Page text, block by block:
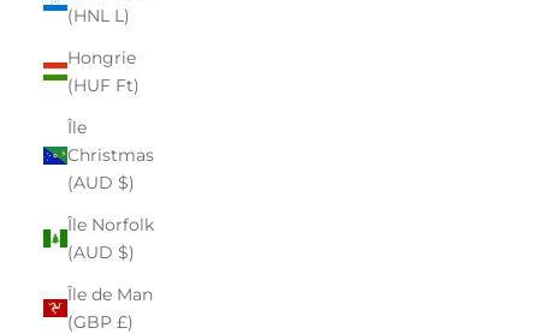
(HNL L)
Hongrie
(HUF Ft)
Île
Christmas
(AUD $)
Île Norfolk
(AUD $)
Île de Man
(GBP £)